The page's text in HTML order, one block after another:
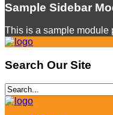
Sample Sidebar
This is a sample module
Search Our Site